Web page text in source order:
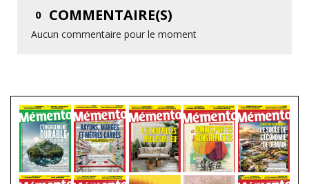
0 COMMENTAIRE(S)
Aucun commentaire pour le moment